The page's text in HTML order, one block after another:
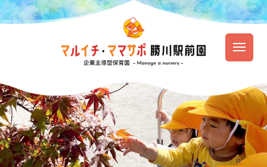
園のご紹介 保育の特徴 園での生活